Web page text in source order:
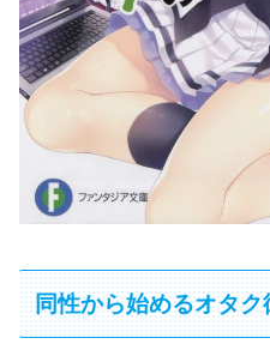
同性から始めるオタ